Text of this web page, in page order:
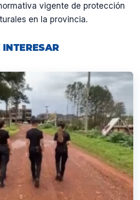
vigente de protección
en la provincia.
INTERESAR